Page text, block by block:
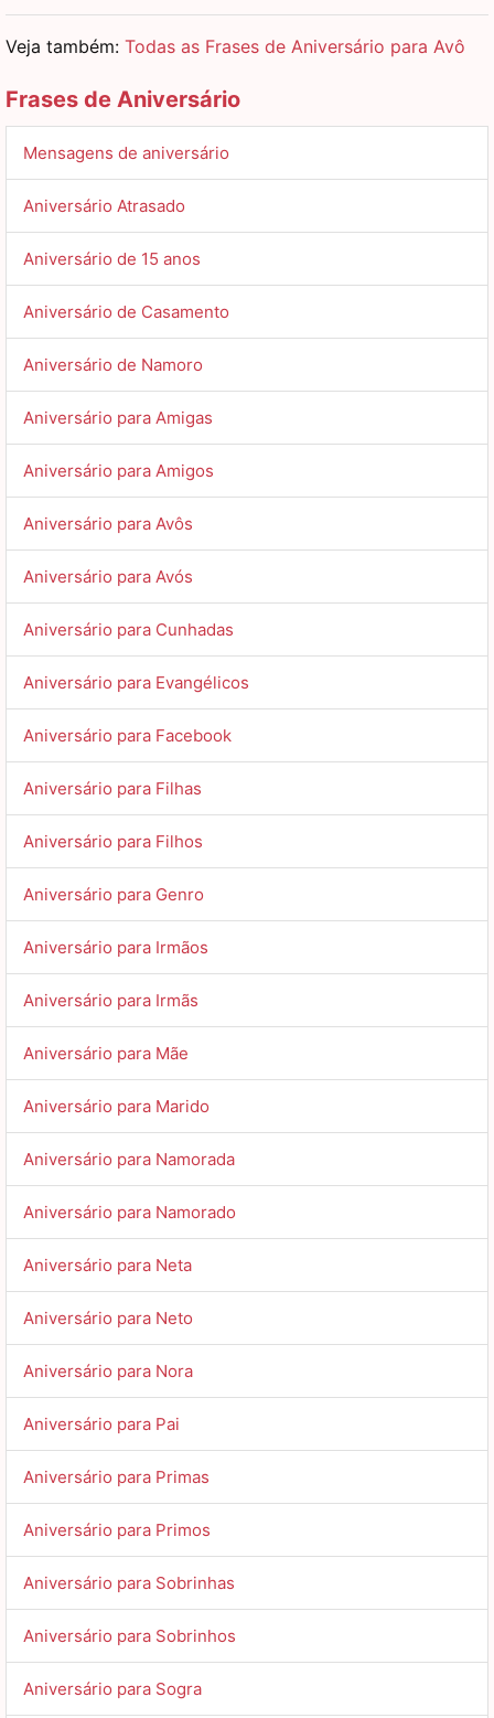
Veja também: Todas as Frases de Aniversário para Avô
Frases de Aniversário
Mensagens de aniversário
Aniversário Atrasado
Aniversário de 15 anos
Aniversário de Casamento
Aniversário de Namoro
Aniversário para Amigas
Aniversário para Amigos
Aniversário para Avôs
Aniversário para Avós
Aniversário para Cunhadas
Aniversário para Evangélicos
Aniversário para Facebook
Aniversário para Filhas
Aniversário para Filhos
Aniversário para Genro
Aniversário para Irmãos
Aniversário para Irmãs
Aniversário para Mãe
Aniversário para Marido
Aniversário para Namorada
Aniversário para Namorado
Aniversário para Neta
Aniversário para Neto
Aniversário para Nora
Aniversário para Pai
Aniversário para Primas
Aniversário para Primos
Aniversário para Sobrinhas
Aniversário para Sobrinhos
Aniversário para Sogra